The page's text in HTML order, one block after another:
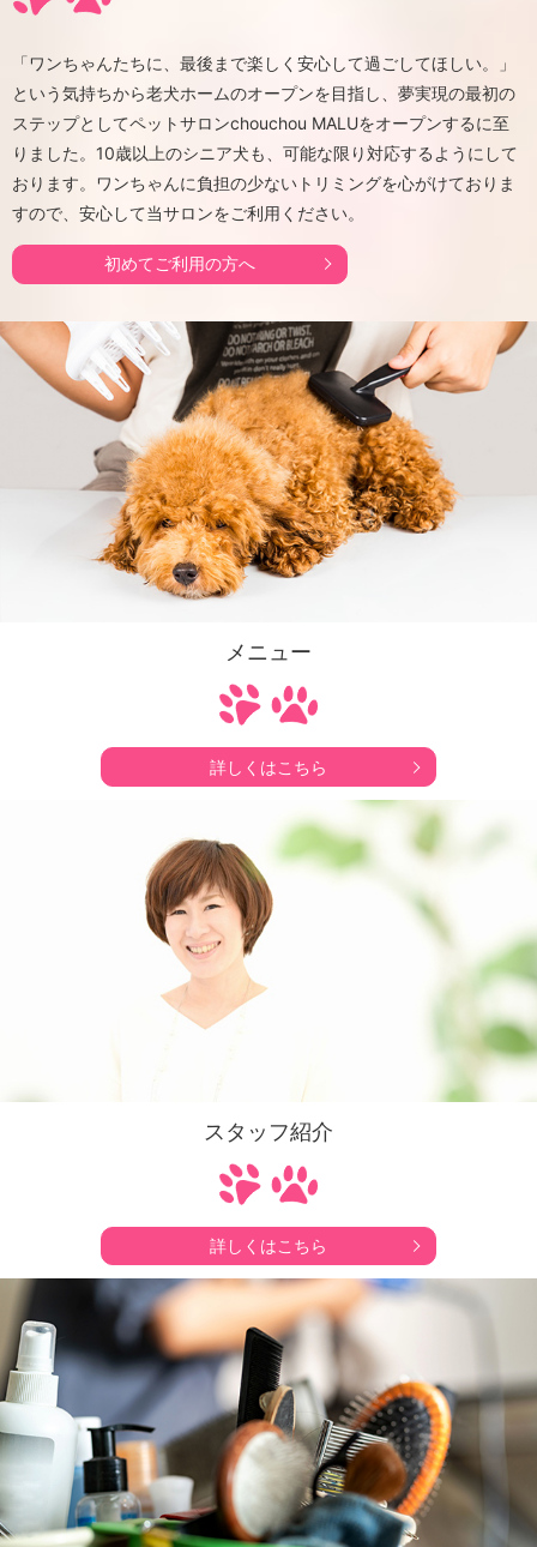
「ワンちゃんたちに、最後まで楽しく安心して過ごしてほしい。」
という気持ちから老犬ホームのオープンを目指し、夢実現の最初の
ステップとしてペットサロンchouchou MALUをオープンするに至
りました。10歳以上のシニア犬も、可能な限り対応するようにして
おります。ワンちゃんに負担の少ないトリミングを心がけておりま
すので、安心して当サロンをご利用ください。
初めてご利用の方へ
メニュー
詳しくはこちら
スタッフ紹介
詳しくはこちら